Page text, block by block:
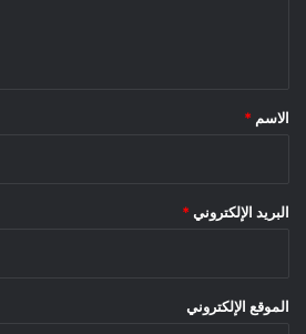
*
الاسم *
البريد الإلكتروني *
الموقع الإلكتروني